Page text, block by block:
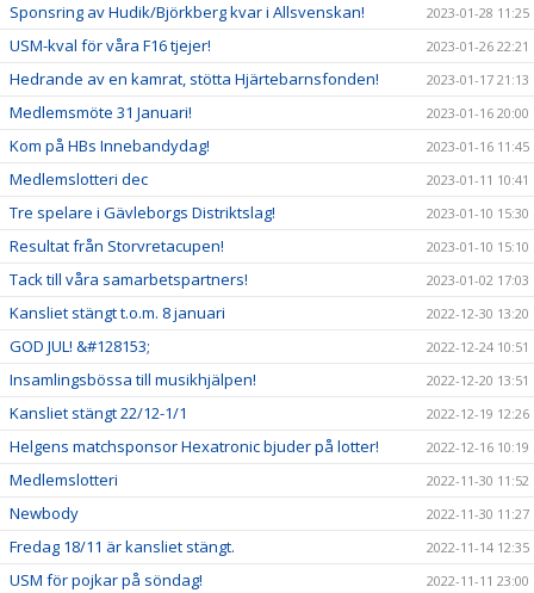
Sponsring av Hudik/Björkberg kvar i Allsvenskan! 2023-01-28 11:25
USM-kval för våra F16 tjejer! 2023-01-26 22:21
Hedrande av en kamrat, stötta Hjärtebarnsfonden! 2023-01-17 21:13
Medlemsmöte 31 Januari! 2023-01-16 20:00
Kom på HBs Innebandydag! 2023-01-16 11:45
Medlemslotteri dec 2023-01-11 10:41
Tre spelare i Gävleborgs Distriktslag! 2023-01-10 15:30
Resultat från Storvretacupen! 2023-01-10 15:10
Tack till våra samarbetspartners! 2023-01-02 17:03
Kansliet stängt t.o.m. 8 januari 2022-12-30 13:20
GOD JUL! &#128153; 2022-12-24 10:51
Insamlingsbössa till musikhjälpen! 2022-12-20 13:51
Kansliet stängt 22/12-1/1 2022-12-19 12:26
Helgens matchsponsor Hexatronic bjuder på lotter! 2022-12-16 10:19
Medlemslotteri 2022-11-30 11:52
Newbody 2022-11-30 11:27
Fredag 18/11 är kansliet stängt. 2022-11-14 12:35
USM för pojkar på söndag! 2022-11-11 23:00